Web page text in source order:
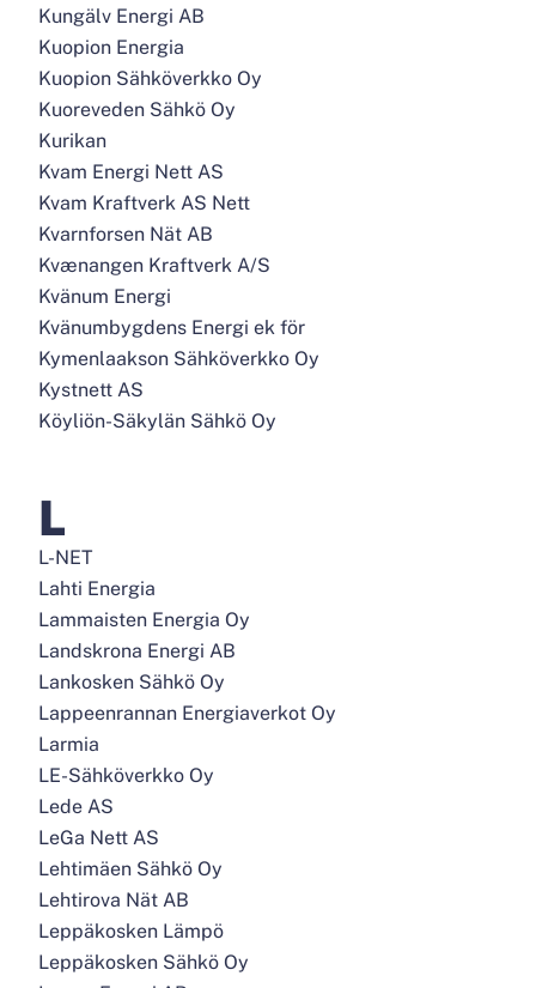
Kungälv Energi AB
Kuopion Energia
Kuopion Sähköverkko Oy
Kuoreveden Sähkö Oy
Kurikan
Kvam Energi Nett AS
Kvam Kraftverk AS Nett
Kvarnforsen Nät AB
Kvænangen Kraftverk A/S
Kvänum Energi
Kvänumbygdens Energi ek för
Kymenlaakson Sähköverkko Oy
Kystnett AS
Köyliön-Säkylän Sähkö Oy
L
L-NET
Lahti Energia
Lammaisten Energia Oy
Landskrona Energi AB
Lankosken Sähkö Oy
Lappeenrannan Energiaverkot Oy
Larmia
LE-Sähköverkko Oy
Lede AS
LeGa Nett AS
Lehtimäen Sähkö Oy
Lehtirova Nät AB
Leppäkosken Lämpö
Leppäkosken Sähkö Oy